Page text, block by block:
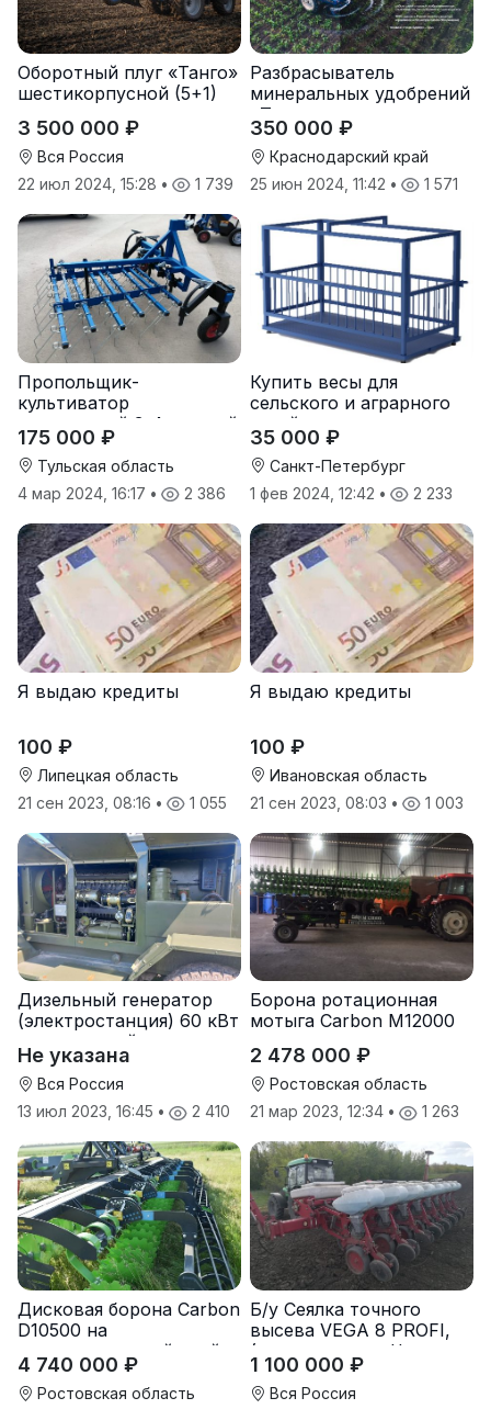
Оборотный плуг «Танго»
шестикорпусной (5+1)
3 500 000 ₽
Вся Россия
22 июл 2024, 15:28 • 1 739
Разбрасыватель
минеральных удобрений
«Тверк»
350 000 ₽
Краснодарский край
25 июн 2024, 11:42 • 1 571
Пропольщик-
культиватор
штригерный 3-4-рядный
«ТУЛКА-3/4»
175 000 ₽
Тульская область
4 мар 2024, 16:17 • 2 386
Купить весы для
сельского и аграрного
хозяйства от
производителя
35 000 ₽
Санкт-Петербург
1 фев 2024, 12:42 • 2 233
Я выдаю кредиты
100 ₽
Липецкая область
21 сен 2023, 08:16 • 1 055
Я выдаю кредиты
100 ₽
Ивановская область
21 сен 2023, 08:03 • 1 003
Дизельный генератор
(электростанция) 60 кВт
-автономный источник
электроэнергии
Не указана
Вся Россия
13 июл 2023, 16:45 • 2 410
Борона ротационная
мотыга Carbon М12000
2 478 000 ₽
Ростовская область
21 мар 2023, 12:34 • 1 263
Дисковая борона Carbon
D10500 на
подпружиненной стойке
(3D)
4 740 000 ₽
Ростовская область
Б/у Сеялка точного
высева VEGA 8 PROFI,
(производство Червона
Зирка), 2016 г., в
отличном состоянии
1 100 000 ₽
Вся Россия